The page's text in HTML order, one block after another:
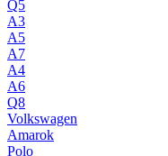
Q5
A3
A5
A7
A4
A6
Q8
Volkswagen
Amarok
Polo